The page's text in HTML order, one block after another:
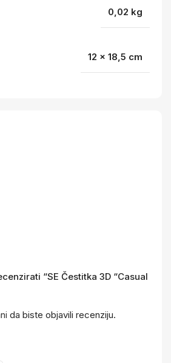
0,02 kg
12 × 18,5 cm
“SE Čestitka 3D “Casual
da biste objavili recenziju.